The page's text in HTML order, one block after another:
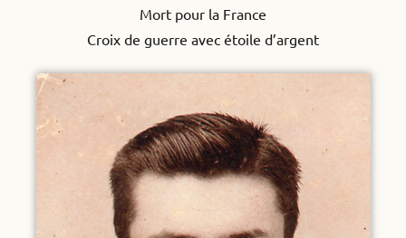
Mort pour la France
Croix de guerre avec étoile d’argent